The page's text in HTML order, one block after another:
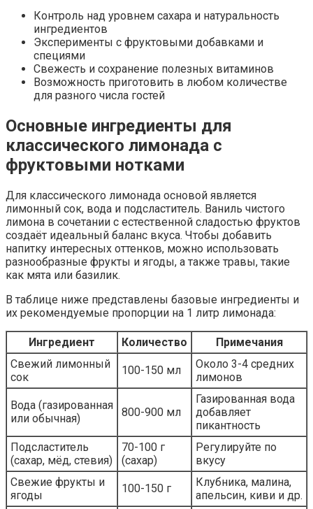
Контроль над уровнем сахара и натуральность
ингредиентов
Эксперименты с фруктовыми добавками и
специями
Свежесть и сохранение полезных витаминов
Возможность приготовить в любом количестве
для разного числа гостей
Основные ингредиенты для
классического лимонада с
фруктовыми нотками
Для классического лимонада основой является
лимонный сок, вода и подсластитель. Ваниль чистого
лимона в сочетании с естественной сладостью фруктов
создаёт идеальный баланс вкуса. Чтобы добавить
напитку интересных оттенков, можно использовать
разнообразные фрукты и ягоды, а также травы, такие
как мята или базилик.
В таблице ниже представлены базовые ингредиенты и
их рекомендуемые пропорции на 1 литр лимонада:
Ингредиент Количество
Примечания
Свежий лимонный
сок
100-150 мл
Около 3-4 средних
лимонов
Вода (газированная
или обычная)
800-900 мл
Газированная вода
добавляет
пикантность
Подсластитель
(сахар, мёд, стевия)
70-100 г
(сахар)
Регулируйте по
вкусу
Свежие фрукты и
ягоды
100-150 г
Клубника, малина,
апельсин, киви и др.